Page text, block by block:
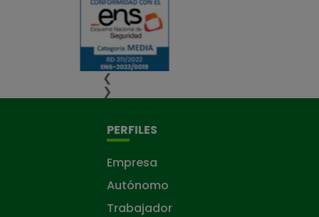
❮
❯
PERFILES
Empresa
Autónomo
Trabajador